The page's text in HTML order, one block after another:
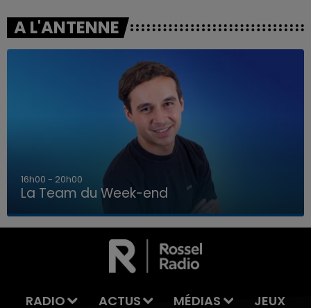
LA TEAM DU WEEK-END
A L'ANTENNE
7h00 - 12h00
La Team du Week-end
RADIO ACTUS MÉDIAS JEUX